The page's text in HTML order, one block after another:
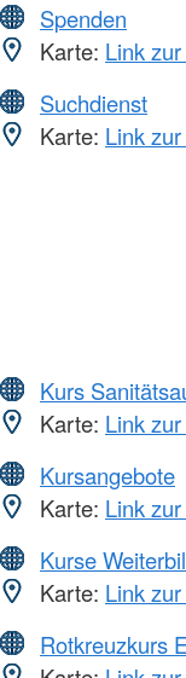
Spenden
Karte: Link
Suchdienst
Karte: Link
Kurs
Karte: Link
Kursangebote
Karte: Link
Kurse
Karte: Link
Rotkreuzkurs